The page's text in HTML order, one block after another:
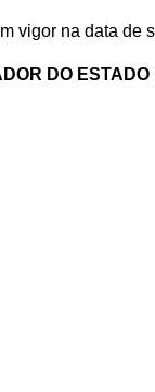
vigor na data de
DO